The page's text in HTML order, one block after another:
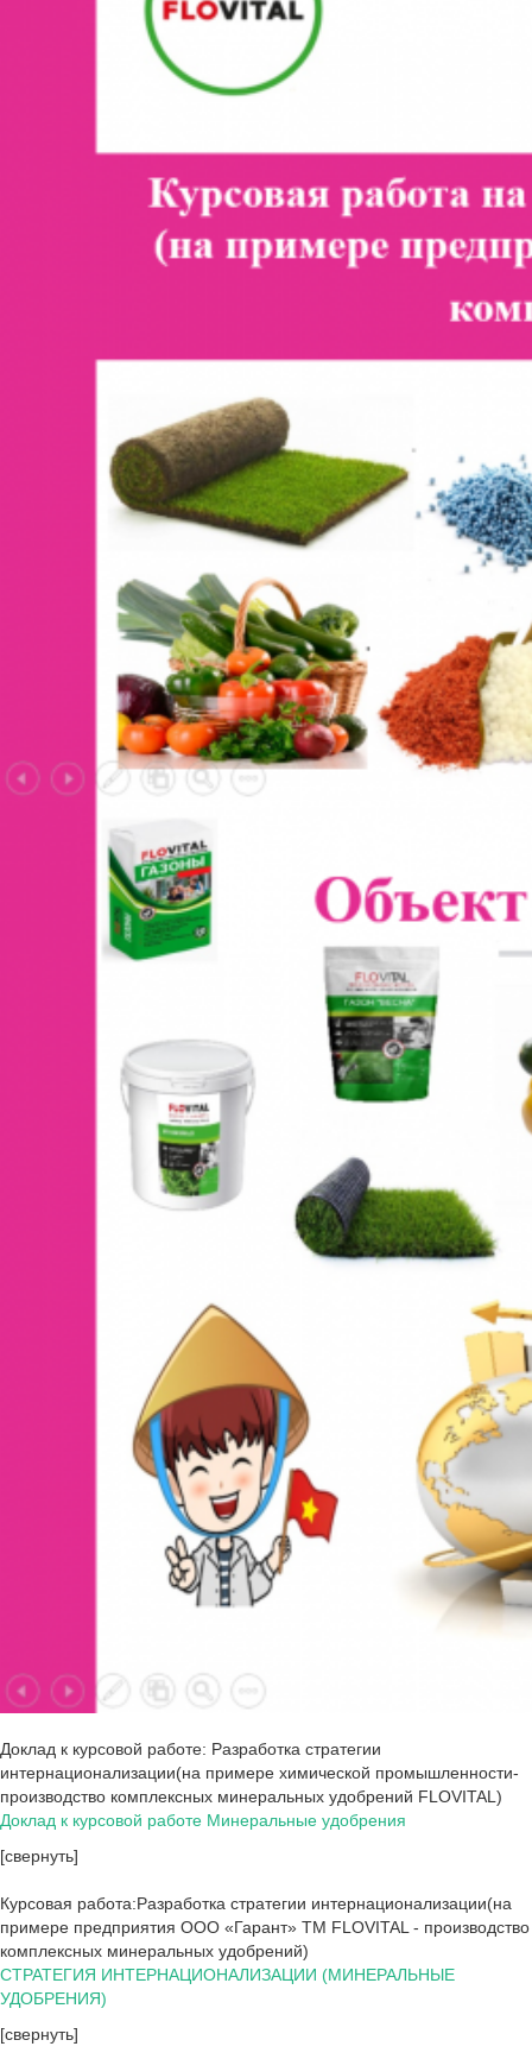
Доклад к курсовой работе: Разработка стратегии
интернационализации(на примере химической промышленности-
производство комплексных минеральных удобрений FLOVITAL)
Доклад к курсовой работе Минеральные удобрения
[свернуть]
Курсовая работа:Разработка стратегии интернационализации(на
примере предприятия ООО «Гарант» ТМ FLOVITAL - производство
комплексных минеральных удобрений)
СТРАТЕГИЯ ИНТЕРНАЦИОНАЛИЗАЦИИ (МИНЕРАЛЬНЫЕ
УДОБРЕНИЯ)
[свернуть]